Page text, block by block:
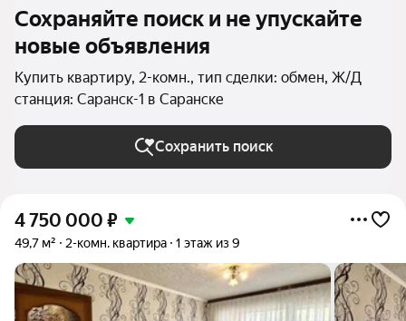
Сохраняйте поиск и не упускайте
новые объявления
Купить квартиру, 2-комн., тип сделки: обмен, Ж/Д
станция: Саранск-1 в Саранске
Сохранить поиск
4 750 000 ₽
49,7 м² 2-комн. квартира 1 этаж из 9